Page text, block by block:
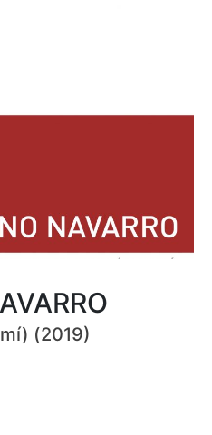
(2019)